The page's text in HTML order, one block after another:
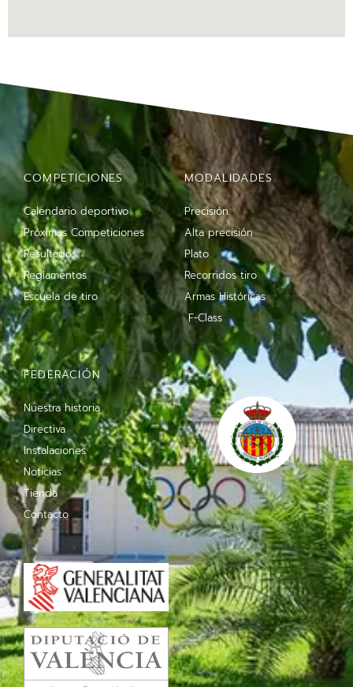
COMPETICIONES
Calendario deportivo
Próximas Competiciones
Resultados
Reglamentos
Escuela de tiro
MODALIDADES
Precisión
Alta precisión
Plato
Recorridos tiro
Armas Históricas
F-Class
FEDERACIÓN
Nuestra historia
Directiva
Instalaciones
Noticias
Tienda
Contacto